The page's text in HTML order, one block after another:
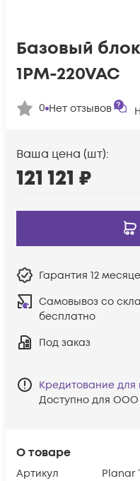
О товаре
Артикул
Planar
Базовый
1PM-220VAC
0 Нет отзывов
Ваша цена (шт):
121 121 ₽
Гарантия 12
Самовывоз со
бесплатно
Под заказ
Кредитование
Доступно для